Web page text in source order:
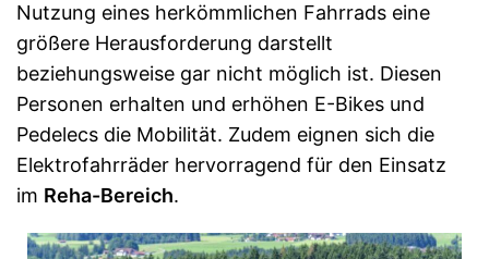
Nutzung eines herkömmlichen Fahrrads eine
größere Herausforderung darstellt
beziehungsweise gar nicht möglich ist. Diesen
Personen erhalten und erhöhen E-Bikes und
Pedelecs die Mobilität. Zudem eignen sich die
Elektrofahrräder hervorragend für den Einsatz
im Reha-Bereich.